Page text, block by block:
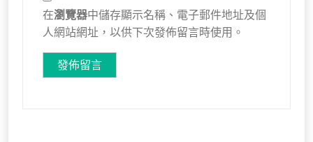
在瀏覽器中儲存顯示名稱、電子郵件地址及個
人網站網址，以供下次發佈留言時使用。